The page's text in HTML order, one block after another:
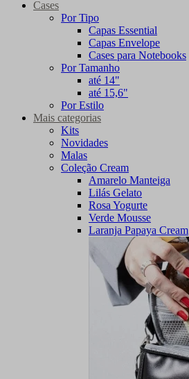
Cases
Por Tipo
Capas Essential
Capas Envelope
Cases para Notebooks
Por Tamanho
até 14"
até 15,6"
Por Estilo
Mais categorias
Kits
Novidades
Malas
Coleção Cream
Amarelo Manteiga
Lilás Gelato
Rosa Yogurte
Verde Mousse
Laranja Papaya Cream